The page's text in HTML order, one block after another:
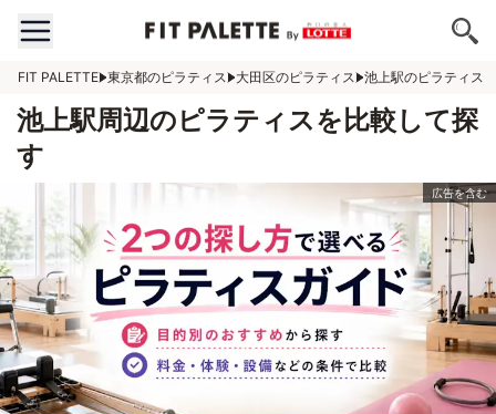
FIT PALETTE 東京都のピラティス 大田区のピラティス 池上駅のピラティス
池上駅周辺のピラティスを比較して探
す